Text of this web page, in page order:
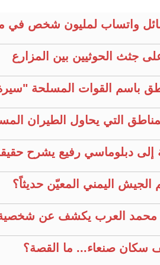
واتساب لمليون شخص في
جثث الحوثيين بين المزارع
باسم القوات المسلحة
التي يحاول الطيران
دبلوماسي رفيع يشرح
اليمني المعيّن حديثاً؟
محمد العرب يكشف عن
سكان صنعاء... ما القصة؟